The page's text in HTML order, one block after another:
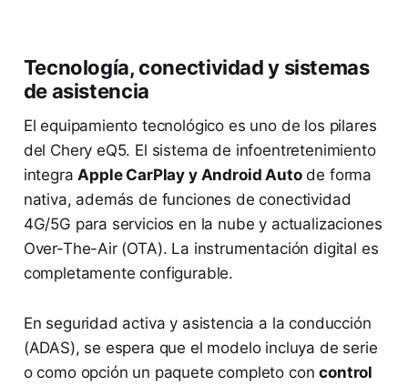
Tecnología, conectividad y sistemas
de asistencia
El equipamiento tecnológico es uno de los pilares
del Chery eQ5. El sistema de infoentretenimiento
integraApple CarPlay y Android Autode forma
nativa, además de funciones de conectividad
4G/5G para servicios en la nube y actualizaciones
Over-The-Air (OTA). La instrumentación digital es
completamente configurable.
En seguridad activa y asistencia a la conducción
(ADAS), se espera que el modelo incluya de serie
o como opción un paquete completo concontrol